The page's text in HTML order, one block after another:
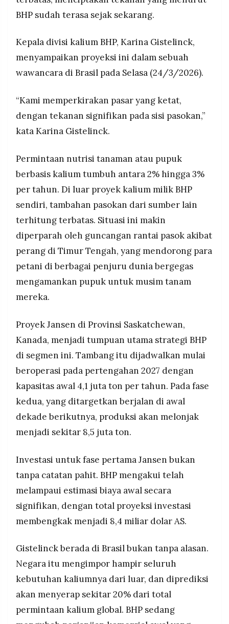
MEDIA
PRAMUDITA
Resolusi.co
2026
PT.
RESOLUSI
PRAMUDITA
BHP menyasar Brasil, Asia Tenggara, China, India,
dan AS sebagai pasar utama; Brasil saja
kalium global.
BHP sudah terasa sejak sekarang.
Kepala divisi kalium BHP, Karina Gistelinck,
menyampaikan proyeksi ini dalam sebuah
wawancara di Brasil pada Selasa (24/3/2026).
“Kami memperkirakan pasar yang ketat,
dengan tekanan signifikan pada sisi pasokan,”
kata Karina Gistelinck.
Permintaan nutrisi tanaman atau pupuk
berbasis kalium tumbuh antara 2% hingga 3%
per tahun. Di luar proyek kalium milik BHP
sendiri, tambahan pasokan dari sumber lain
terhitung terbatas. Situasi ini makin
diperparah oleh guncangan rantai pasok akibat
perang di Timur Tengah, yang mendorong para
petani di berbagai penjuru dunia bergegas
mengamankan pupuk untuk musim tanam
mereka.
Proyek Jansen di Provinsi Saskatchewan,
Kanada, menjadi tumpuan utama strategi BHP
di segmen ini. Tambang itu dijadwalkan mulai
beroperasi pada pertengahan 2027 dengan
kapasitas awal 4,1 juta ton per tahun. Pada fase
kedua, yang ditargetkan berjalan di awal
dekade berikutnya, produksi akan melonjak
menjadi sekitar 8,5 juta ton.
Investasi untuk fase pertama Jansen bukan
tanpa catatan pahit. BHP mengakui telah
melampaui estimasi biaya awal secara
signifikan, dengan total proyeksi investasi
membengkak menjadi 8,4 miliar dolar AS.
Gistelinck berada di Brasil bukan tanpa alasan.
Negara itu mengimpor hampir seluruh
kebutuhan kaliumnya dari luar, dan diprediksi
akan menyerap sekitar 20% dari total
permintaan kalium global. BHP sedang